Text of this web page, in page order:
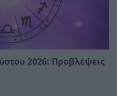
2026: Προβλέψεις